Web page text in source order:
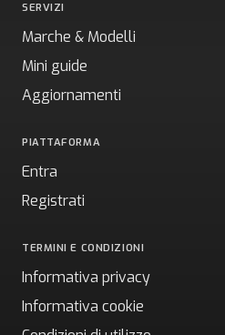
SERVIZI
Marche & Modelli
Mini guide
Aggiornamenti
PIATTAFORMA
Entra
Registrati
TERMINI E CONDIZIONI
Informativa privacy
Informativa cookie